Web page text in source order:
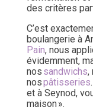
des critères
C’est
boulangerie à
Pain, nous
évidemment,
nos sandwichs,
nospâtisseries
et à Seynod,
maison ».